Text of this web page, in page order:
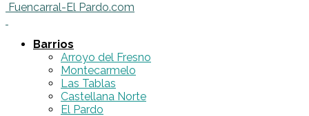
Fuencarral-El Pardo.com
Barrios
Arroyo del Fresno
Montecarmelo
Las Tablas
Castellana Norte
El Pardo